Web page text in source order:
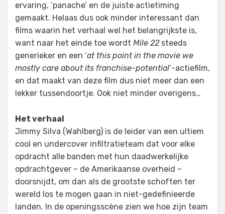
ervaring, ‘panache’ en de juiste actietiming
gemaakt. Helaas dus ook minder interessant dan
films waarin het verhaal wel het belangrijkste is,
want naar het einde toe wordt Mile 22steeds
generieker en een ‘at this point in the movie we
mostly care about its franchise-potential‘-actiefilm,
en dat maakt van deze film dus niet meer dan een
lekker tussendoortje. Ook niet minder overigens…
Het verhaal
Jimmy Silva (Wahlberg) is de leider van een ultiem
cool en undercover infiltratieteam dat voor elke
opdracht alle banden met hun daadwerkelijke
opdrachtgever – de Amerikaanse overheid –
doorsnijdt, om dan als de grootste schoften ter
wereld los te mogen gaan in niet-gedefinieerde
landen. In de openingsscène zien we hoe zijn team